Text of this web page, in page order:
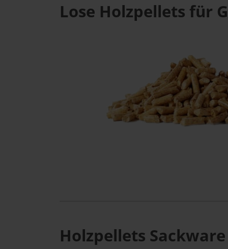
Lose Holzpellets für
Holzpellets